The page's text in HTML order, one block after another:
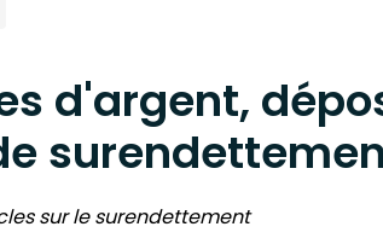
d'argent,
surle surendettement